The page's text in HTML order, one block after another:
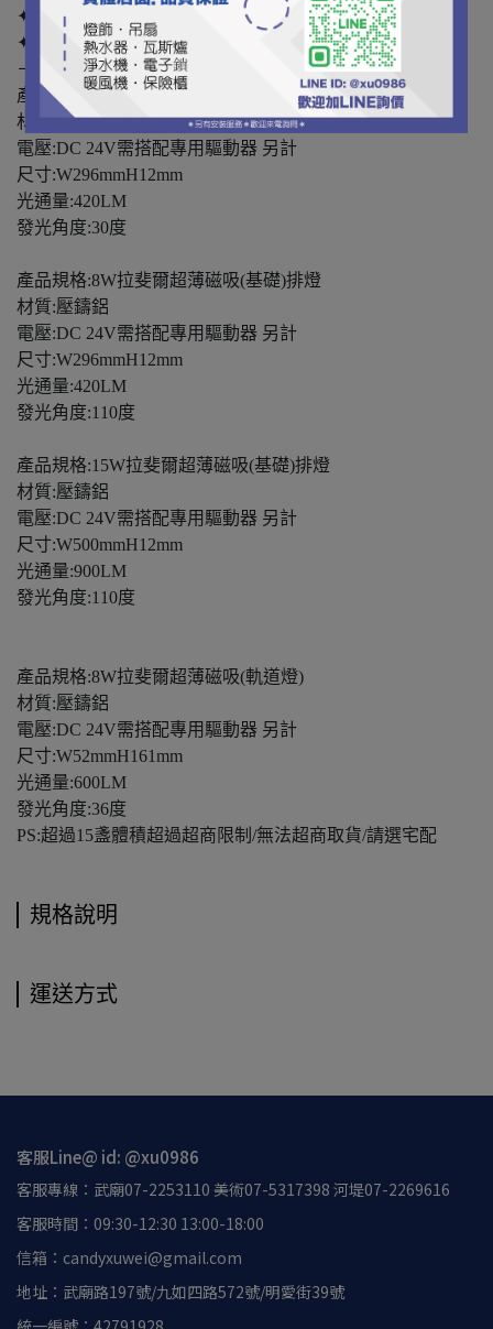
✦ 舒適防眩光，明亮不刺眼無藍光危害
✦ 燈具外殼防刮耐磨
－
產品規格:8W拉斐爾超薄磁吸(投射)排燈
材質:壓鑄鋁
電壓:DC 24V需搭配專用驅動器 另計
尺寸:W296mmH12mm
光通量:420LM
發光角度:30度
產品規格:8W拉斐爾超薄磁吸(基礎)排燈
材質:壓鑄鋁
電壓:DC 24V需搭配專用驅動器 另計
尺寸:W296mmH12mm
光通量:420LM
發光角度:110度
產品規格:15W拉斐爾超薄磁吸(基礎)排燈
材質:壓鑄鋁
電壓:DC 24V需搭配專用驅動器 另計
尺寸:W500mmH12mm
光通量:900LM
發光角度:110度
產品規格:8W拉斐爾超薄磁吸(軌道燈)
材質:壓鑄鋁
電壓:DC 24V需搭配專用驅動器 另計
尺寸:W52mmH161mm
光通量:600LM
發光角度:36度
PS:超過15盞體積超過超商限制/無法超商取貨/請選宅配
規格說明
運送方式
客服Line@ id: @xu0986
客服專線：武廟07-2253110 美術07-5317398 河堤07-2269616
客服時間：09:30-12:30 13:00-18:00
信箱：candyxuwei@gmail.com
地址：武廟路197號/九如四路572號/明愛街39號